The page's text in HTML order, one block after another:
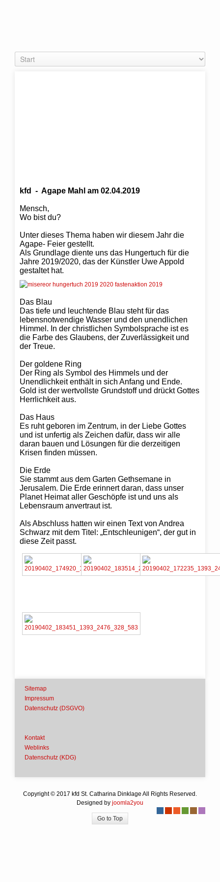
kfd - Agape Mahl am 02.04.2019
Mensch,
Wo bist du?
Unter dieses Thema haben wir diesem Jahr die
Agape- Feier gestellt.
Als Grundlage diente uns das Hungertuch für die
Jahre 2019/2020, das der Künstler Uwe Appold
gestaltet hat.
Das Blau
Das tiefe und leuchtende Blau steht für das
lebensnotwendige Wasser und den unendlichen
Himmel. In der christlichen Symbolsprache ist es
die Farbe des Glaubens, der Zuverlässigkeit und
der Treue.
Der goldene Ring
Der Ring als Symbol des Himmels und der
Unendlichkeit enthält in sich Anfang und Ende.
Gold ist der wertvollste Grundstoff und drückt Gottes
Herrlichkeit aus.
Das Haus
Es ruht geboren im Zentrum, in der Liebe Gottes
und ist unfertig als Zeichen dafür, dass wir alle
daran bauen und Lösungen für die derzeitigen
Krisen finden müssen.
Die Erde
Sie stammt aus dem Garten Gethsemane in
Jerusalem. Die Erde erinnert daran, dass unser
Planet Heimat aller Geschöpfe ist und uns als
Lebensraum anvertraut ist.
Als Abschluss hatten wir einen Text von Andrea
Schwarz mit dem Titel: „Entschleunigen“, der gut in
diese Zeit passt.
Sitemap
Impressum
Datenschutz (DSGVO)
Kontakt
Weblinks
Datenschutz (KDG)
Copyright © 2017 kfd St. Catharina Dinklage All Rights Reserved.
Designed by joomla2you
Go to Top